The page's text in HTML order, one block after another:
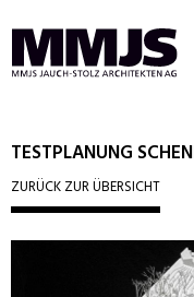
TESTPLANUNG
ZURÜCK ZUR ÜBERSICHT